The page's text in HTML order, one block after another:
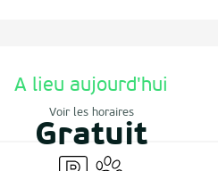
A lieu aujourd'hui
Voir les horaires
Gratuit
ParkingAnimaux acceptés